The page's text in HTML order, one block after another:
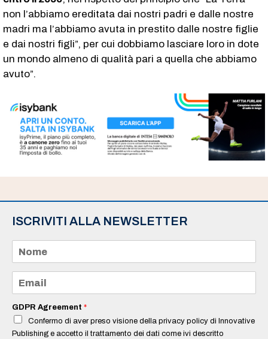
non l’abbiamo ereditata dai nostri padri e dalle nostre
madri ma l’abbiamo avuta in prestito dalle nostre figlie
e dai nostri figli”, per cui dobbiamo lasciare loro in dote
un mondo almeno di qualità pari a quella che abbiamo
avuto”.
ISCRIVITI ALLA NEWSLETTER
m
e
a
i
*
GDPR Agreement *
Confermo di aver preso visione della privacy policy di Innovative
Publishing e accetto il trattamento dei dati come ivi descritto